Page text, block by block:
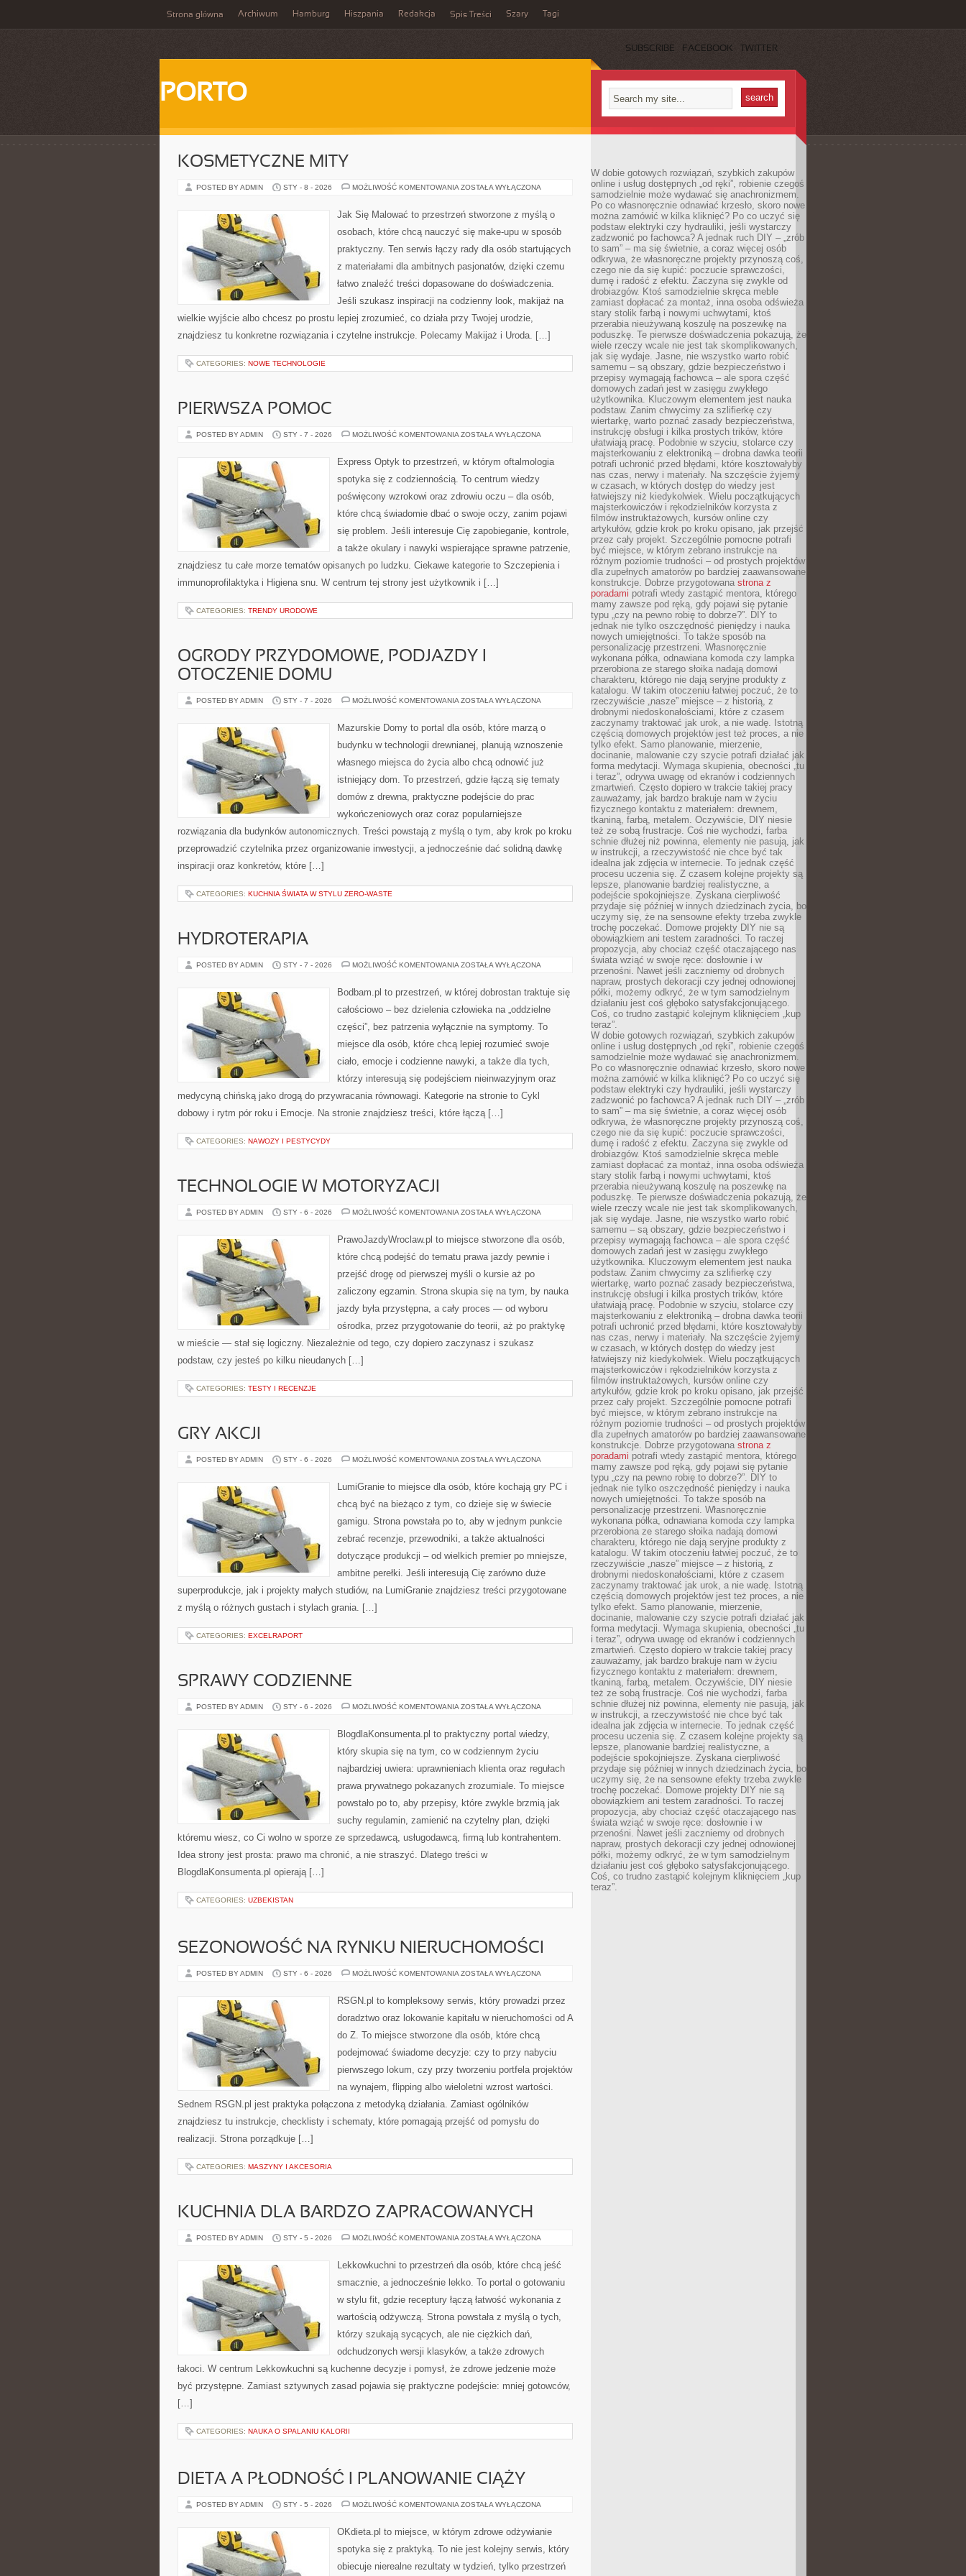
Strona główna Archiwum Hamburg Hiszpania Redakcja Spis Treści Szary Tagi
SUBSCRIBE FACEBOOK TWITTER
PORTO
KOSMETYCZNE MITY
POSTED BY ADMIN STY - 8 - 2026 MOŻLIWOŚĆ KOMENTOWANIA KOSMETYCZNE
ZOSTAŁA WYŁĄCZONA
Jak Się Malować to przestrzeń stworzone z myślą o
osobach, które chcą nauczyć się make-upu w sposób
praktyczny. Ten serwis łączy rady dla osób startujących
z materiałami dla ambitnych pasjonatów, dzięki czemu
łatwo znaleźć treści dopasowane do doświadczenia.
Jeśli szukasz inspiracji na codzienny look, makijaż na
wielkie wyjście albo chcesz po prostu lepiej zrozumieć, co działa przy Twojej urodzie,
znajdziesz tu konkretne rozwiązania i czytelne instrukcje. Polecamy Makijaż i Uroda. […]
CATEGORIES: NOWE TECHNOLOGIE
PIERWSZA POMOC
POSTED BY ADMIN STY - 7 - 2026 MOŻLIWOŚĆ KOMENTOWANIA PIERWSZA
ZOSTAŁA WYŁĄCZONA
Express Optyk to przestrzeń, w którym oftalmologia
spotyka się z codziennością. To centrum wiedzy
poświęcony wzrokowi oraz zdrowiu oczu – dla osób,
które chcą świadomie dbać o swoje oczy, zanim pojawi
się problem. Jeśli interesuje Cię zapobieganie, kontrole,
a także okulary i nawyki wspierające sprawne patrzenie,
znajdziesz tu całe morze tematów opisanych po ludzku. Ciekawe kategorie to Szczepienia i
immunoprofilaktyka i Higiena snu. W centrum tej strony jest użytkownik i […]
CATEGORIES: TRENDY URODOWE
OGRODY PRZYDOMOWE, PODJAZDY I
OTOCZENIE DOMU
POSTED BY ADMIN STY - 7 - 2026 MOŻLIWOŚĆ KOMENTOWANIA OGRODY
OTOCZENIE
ZOSTAŁA WYŁĄCZONA
Mazurskie Domy to portal dla osób, które marzą o
budynku w technologii drewnianej, planują wznoszenie
własnego miejsca do życia albo chcą odnowić już
istniejący dom. To przestrzeń, gdzie łączą się tematy
domów z drewna, praktyczne podejście do prac
wykończeniowych oraz coraz popularniejsze
rozwiązania dla budynków autonomicznych. Treści powstają z myślą o tym, aby krok po kroku
przeprowadzić czytelnika przez organizowanie inwestycji, a jednocześnie dać solidną dawkę
inspiracji oraz konkretów, które […]
CATEGORIES: KUCHNIA ŚWIATA W STYLU ZERO-WASTE
HYDROTERAPIA
POSTED BY ADMIN STY - 7 - 2026 MOŻLIWOŚĆ KOMENTOWANIA HYDROTERAPIA
ZOSTAŁA WYŁĄCZONA
Bodbam.pl to przestrzeń, w której dobrostan traktuje się
całościowo – bez dzielenia człowieka na „oddzielne
części”, bez patrzenia wyłącznie na symptomy. To
miejsce dla osób, które chcą lepiej rozumieć swoje
ciało, emocje i codzienne nawyki, a także dla tych,
którzy interesują się podejściem nieinwazyjnym oraz
medycyną chińską jako drogą do przywracania równowagi. Kategorie na stronie to Cykl
dobowy i rytm pór roku i Emocje. Na stronie znajdziesz treści, które łączą […]
CATEGORIES: NAWOZY I PESTYCYDY
TECHNOLOGIE W MOTORYZACJI
POSTED BY ADMIN STY - 6 - 2026 MOŻLIWOŚĆ KOMENTOWANIA TECHNOLOGIE
ZOSTAŁA WYŁĄCZONA
PrawoJazdyWroclaw.pl to miejsce stworzone dla osób,
które chcą podejść do tematu prawa jazdy pewnie i
przejść drogę od pierwszej myśli o kursie aż po
zaliczony egzamin. Strona skupia się na tym, by nauka
jazdy była przystępna, a cały proces — od wyboru
ośrodka, przez przygotowanie do teorii, aż po praktykę
w mieście — stał się logiczny. Niezależnie od tego, czy dopiero zaczynasz i szukasz
podstaw, czy jesteś po kilku nieudanych […]
CATEGORIES: TESTY I RECENZJE
GRY AKCJI
POSTED BY ADMIN STY - 6 - 2026 MOŻLIWOŚĆ KOMENTOWANIA GRY
ZOSTAŁA WYŁĄCZONA
LumiGranie to miejsce dla osób, które kochają gry PC i
chcą być na bieżąco z tym, co dzieje się w świecie
gamigu. Strona powstała po to, aby w jednym punkcie
zebrać recenzje, przewodniki, a także aktualności
dotyczące produkcji – od wielkich premier po mniejsze,
ambitne perełki. Jeśli interesują Cię zarówno duże
superprodukcje, jak i projekty małych studiów, na LumiGranie znajdziesz treści przygotowane
z myślą o różnych gustach i stylach grania. […]
CATEGORIES: EXCELRAPORT
SPRAWY CODZIENNE
POSTED BY ADMIN STY - 6 - 2026 MOŻLIWOŚĆ KOMENTOWANIA SPRAWY
ZOSTAŁA WYŁĄCZONA
BlogdlaKonsumenta.pl to praktyczny portal wiedzy,
który skupia się na tym, co w codziennym życiu
najbardziej uwiera: uprawnieniach klienta oraz regułach
prawa prywatnego pokazanych zrozumiale. To miejsce
powstało po to, aby przepisy, które zwykle brzmią jak
suchy regulamin, zamienić na czytelny plan, dzięki
któremu wiesz, co Ci wolno w sporze ze sprzedawcą, usługodawcą, firmą lub kontrahentem.
Idea strony jest prosta: prawo ma chronić, a nie straszyć. Dlatego treści w
BlogdlaKonsumenta.pl opierają […]
CATEGORIES: UZBEKISTAN
SEZONOWOŚĆ NA RYNKU NIERUCHOMOŚCI
POSTED BY ADMIN STY - 6 - 2026 MOŻLIWOŚĆ KOMENTOWANIA SEZONOWOŚĆ
NIERUCHOMOŚCI
ZOSTAŁA WYŁĄCZONA
RSGN.pl to kompleksowy serwis, który prowadzi przez
doradztwo oraz lokowanie kapitału w nieruchomości od A
do Z. To miejsce stworzone dla osób, które chcą
podejmować świadome decyzje: czy to przy nabyciu
pierwszego lokum, czy przy tworzeniu portfela projektów
na wynajem, flipping albo wieloletni wzrost wartości.
Sednem RSGN.pl jest praktyka połączona z metodyką działania. Zamiast ogólników
znajdziesz tu instrukcje, checklisty i schematy, które pomagają przejść od pomysłu do
realizacji. Strona porządkuje […]
CATEGORIES: MASZYNY I AKCESORIA
KUCHNIA DLA BARDZO ZAPRACOWANYCH
POSTED BY ADMIN STY - 5 - 2026 MOŻLIWOŚĆ KOMENTOWANIA KUCHNIA
ZAPRACOWANYCH
ZOSTAŁA WYŁĄCZONA
Lekkowkuchni to przestrzeń dla osób, które chcą jeść
smacznie, a jednocześnie lekko. To portal o gotowaniu
w stylu fit, gdzie receptury łączą łatwość wykonania z
wartością odżywczą. Strona powstała z myślą o tych,
którzy szukają sycących, ale nie ciężkich dań,
odchudzonych wersji klasyków, a także zdrowych
łakoci. W centrum Lekkowkuchni są kuchenne decyzje i pomysł, że zdrowe jedzenie może
być przystępne. Zamiast sztywnych zasad pojawia się praktyczne podejście: mniej gotowców,
[…]
CATEGORIES: NAUKA O SPALANIU KALORII
DIETA A PŁODNOŚĆ I PLANOWANIE CIĄŻY
POSTED BY ADMIN STY - 5 - 2026 MOŻLIWOŚĆ KOMENTOWANIA DIETA
PLANOWANIE
ZOSTAŁA WYŁĄCZONA
OKdieta.pl to miejsce, w którym zdrowe odżywianie
spotyka się z praktyką. To nie jest kolejny serwis, który
obiecuje nierealne rezultaty w tydzień, tylko przestrzeń
W dobie gotowych rozwiązań, szybkich zakupów
online i usług dostępnych „od ręki”, robienie czegoś
samodzielnie może wydawać się anachronizmem.
Po co własnoręcznie odnawiać krzesło, skoro nowe
można zamówić w kilka kliknięć? Po co uczyć się
podstaw elektryki czy hydrauliki, jeśli wystarczy
zadzwonić po fachowca? A jednak ruch DIY – „zrób
to sam” – ma się świetnie, a coraz więcej osób
odkrywa, że własnoręczne projekty przynoszą coś,
czego nie da się kupić: poczucie sprawczości,
dumę i radość z efektu. Zaczyna się zwykle od
drobiazgów. Ktoś samodzielnie skręca meble
zamiast dopłacać za montaż, inna osoba odświeża
stary stolik farbą i nowymi uchwytami, ktoś
przerabia nieużywaną koszulę na poszewkę na
poduszkę. Te pierwsze doświadczenia pokazują, że
wiele rzeczy wcale nie jest tak skomplikowanych,
jak się wydaje. Jasne, nie wszystko warto robić
samemu – są obszary, gdzie bezpieczeństwo i
przepisy wymagają fachowca – ale spora część
domowych zadań jest w zasięgu zwykłego
użytkownika. Kluczowym elementem jest nauka
podstaw. Zanim chwycimy za szlifierkę czy
wiertarkę, warto poznać zasady bezpieczeństwa,
instrukcję obsługi i kilka prostych trików, które
ułatwiają pracę. Podobnie w szyciu, stolarce czy
majsterkowaniu z elektroniką – drobna dawka teorii
potrafi uchronić przed błędami, które kosztowałyby
nas czas, nerwy i materiały. Na szczęście żyjemy
w czasach, w których dostęp do wiedzy jest
łatwiejszy niż kiedykolwiek. Wielu początkujących
majsterkowiczów i rękodzielników korzysta z
filmów instruktażowych, kursów online czy
artykułów, gdzie krok po kroku opisano, jak przejść
przez cały projekt. Szczególnie pomocne potrafi
być miejsce, w którym zebrano instrukcje na
różnym poziomie trudności – od prostych projektów
dla zupełnych amatorów po bardziej zaawansowane
konstrukcje. Dobrze przygotowana strona z
poradami potrafi wtedy zastąpić mentora, którego
mamy zawsze pod ręką, gdy pojawi się pytanie
typu „czy na pewno robię to dobrze?”. DIY to
jednak nie tylko oszczędność pieniędzy i nauka
nowych umiejętności. To także sposób na
personalizację przestrzeni. Własnoręcznie
wykonana półka, odnawiana komoda czy lampka
przerobiona ze starego słoika nadają domowi
charakteru, którego nie dają seryjne produkty z
katalogu. W takim otoczeniu łatwiej poczuć, że to
rzeczywiście „nasze” miejsce – z historią, z
drobnymi niedoskonałościami, które z czasem
zaczynamy traktować jak urok, a nie wadę. Istotną
częścią domowych projektów jest też proces, a nie
tylko efekt. Samo planowanie, mierzenie,
docinanie, malowanie czy szycie potrafi działać jak
forma medytacji. Wymaga skupienia, obecności „tu
i teraz”, odrywa uwagę od ekranów i codziennych
zmartwień. Często dopiero w trakcie takiej pracy
zauważamy, jak bardzo brakuje nam w życiu
fizycznego kontaktu z materiałem: drewnem,
tkaniną, farbą, metalem. Oczywiście, DIY niesie
też ze sobą frustracje. Coś nie wychodzi, farba
schnie dłużej niż powinna, elementy nie pasują, jak
w instrukcji, a rzeczywistość nie chce być tak
idealna jak zdjęcia w internecie. To jednak część
procesu uczenia się. Z czasem kolejne projekty są
lepsze, planowanie bardziej realistyczne, a
podejście spokojniejsze. Zyskana cierpliwość
przydaje się później w innych dziedzinach życia, bo
uczymy się, że na sensowne efekty trzeba zwykle
trochę poczekać. Domowe projekty DIY nie są
obowiązkiem ani testem zaradności. To raczej
propozycja, aby chociaż część otaczającego nas
świata wziąć w swoje ręce: dosłownie i w
przenośni. Nawet jeśli zaczniemy od drobnych
napraw, prostych dekoracji czy jednej odnowionej
półki, możemy odkryć, że w tym samodzielnym
działaniu jest coś głęboko satysfakcjonującego.
Coś, co trudno zastąpić kolejnym kliknięciem „kup
teraz”.
W dobie gotowych rozwiązań, szybkich zakupów
online i usług dostępnych „od ręki”, robienie czegoś
samodzielnie może wydawać się anachronizmem.
Po co własnoręcznie odnawiać krzesło, skoro nowe
można zamówić w kilka kliknięć? Po co uczyć się
podstaw elektryki czy hydrauliki, jeśli wystarczy
zadzwonić po fachowca? A jednak ruch DIY – „zrób
to sam” – ma się świetnie, a coraz więcej osób
odkrywa, że własnoręczne projekty przynoszą coś,
czego nie da się kupić: poczucie sprawczości,
dumę i radość z efektu. Zaczyna się zwykle od
drobiazgów. Ktoś samodzielnie skręca meble
zamiast dopłacać za montaż, inna osoba odświeża
stary stolik farbą i nowymi uchwytami, ktoś
przerabia nieużywaną koszulę na poszewkę na
poduszkę. Te pierwsze doświadczenia pokazują, że
wiele rzeczy wcale nie jest tak skomplikowanych,
jak się wydaje. Jasne, nie wszystko warto robić
samemu – są obszary, gdzie bezpieczeństwo i
przepisy wymagają fachowca – ale spora część
domowych zadań jest w zasięgu zwykłego
użytkownika. Kluczowym elementem jest nauka
podstaw. Zanim chwycimy za szlifierkę czy
wiertarkę, warto poznać zasady bezpieczeństwa,
instrukcję obsługi i kilka prostych trików, które
ułatwiają pracę. Podobnie w szyciu, stolarce czy
majsterkowaniu z elektroniką – drobna dawka teorii
potrafi uchronić przed błędami, które kosztowałyby
nas czas, nerwy i materiały. Na szczęście żyjemy
w czasach, w których dostęp do wiedzy jest
łatwiejszy niż kiedykolwiek. Wielu początkujących
majsterkowiczów i rękodzielników korzysta z
filmów instruktażowych, kursów online czy
artykułów, gdzie krok po kroku opisano, jak przejść
przez cały projekt. Szczególnie pomocne potrafi
być miejsce, w którym zebrano instrukcje na
różnym poziomie trudności – od prostych projektów
dla zupełnych amatorów po bardziej zaawansowane
konstrukcje. Dobrze przygotowana strona z
poradami potrafi wtedy zastąpić mentora, którego
mamy zawsze pod ręką, gdy pojawi się pytanie
typu „czy na pewno robię to dobrze?”. DIY to
jednak nie tylko oszczędność pieniędzy i nauka
nowych umiejętności. To także sposób na
personalizację przestrzeni. Własnoręcznie
wykonana półka, odnawiana komoda czy lampka
przerobiona ze starego słoika nadają domowi
charakteru, którego nie dają seryjne produkty z
katalogu. W takim otoczeniu łatwiej poczuć, że to
rzeczywiście „nasze” miejsce – z historią, z
drobnymi niedoskonałościami, które z czasem
zaczynamy traktować jak urok, a nie wadę. Istotną
częścią domowych projektów jest też proces, a nie
tylko efekt. Samo planowanie, mierzenie,
docinanie, malowanie czy szycie potrafi działać jak
forma medytacji. Wymaga skupienia, obecności „tu
i teraz”, odrywa uwagę od ekranów i codziennych
zmartwień. Często dopiero w trakcie takiej pracy
zauważamy, jak bardzo brakuje nam w życiu
fizycznego kontaktu z materiałem: drewnem,
tkaniną, farbą, metalem. Oczywiście, DIY niesie
też ze sobą frustracje. Coś nie wychodzi, farba
schnie dłużej niż powinna, elementy nie pasują, jak
w instrukcji, a rzeczywistość nie chce być tak
idealna jak zdjęcia w internecie. To jednak część
procesu uczenia się. Z czasem kolejne projekty są
lepsze, planowanie bardziej realistyczne, a
podejście spokojniejsze. Zyskana cierpliwość
przydaje się później w innych dziedzinach życia, bo
uczymy się, że na sensowne efekty trzeba zwykle
trochę poczekać. Domowe projekty DIY nie są
obowiązkiem ani testem zaradności. To raczej
propozycja, aby chociaż część otaczającego nas
świata wziąć w swoje ręce: dosłownie i w
przenośni. Nawet jeśli zaczniemy od drobnych
napraw, prostych dekoracji czy jednej odnowionej
półki, możemy odkryć, że w tym samodzielnym
działaniu jest coś głęboko satysfakcjonującego.
Coś, co trudno zastąpić kolejnym kliknięciem „kup
teraz”.